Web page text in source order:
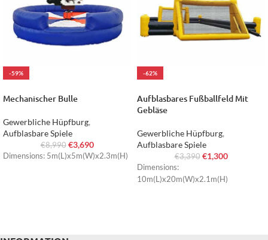
-59%
Mechanischer Bulle
Gewerbliche Hüpfburg,
Aufblasbare Spiele
€8,990 €3,690
Dimensions: 5m(L)x5m(W)x2.3m(H)
-62%
Aufblasbares Fußballfeld Mit
Gebläse
Gewerbliche Hüpfburg,
Aufblasbare Spiele
€3,390 €1,300
Dimensions:
10m(L)x20m(W)x2.1m(H)